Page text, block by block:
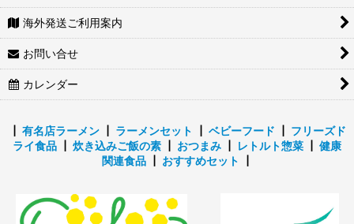
海外発送ご利用案内
お問い合せ
カレンダー
有名店ラーメン┃ ラーメンセット ベビーフード
フリーズド
ライ食品
炊き込みご飯の素 おつまみ レトルト惣菜
健康
関連食品┃ おすすめセット